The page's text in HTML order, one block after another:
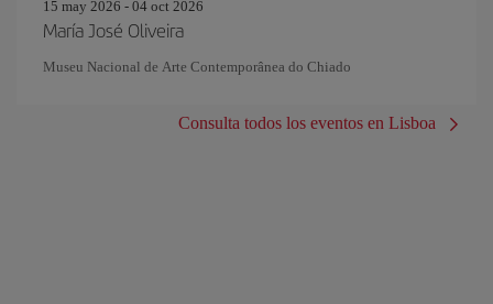
15 may 2026 - 04 oct 2026
María José Oliveira
Museu Nacional de Arte Contemporânea do Chiado
Consulta todos los eventos en Lisboa